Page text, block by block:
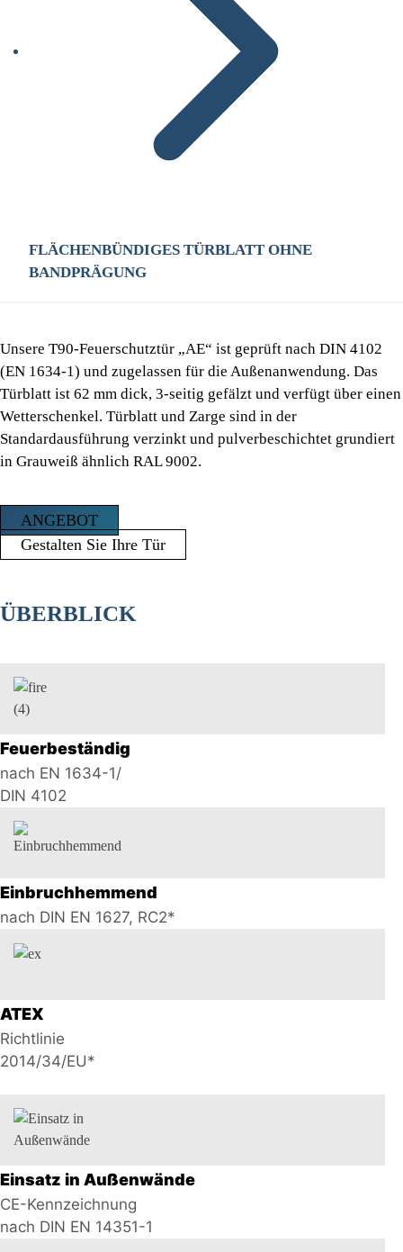
FLÄCHENBÜNDIGES TÜRBLATT OHNE
BANDPRÄGUNG
Unsere T90-Feuerschutztür „AE“ ist geprüft nach DIN 4102
(EN 1634-1) und zugelassen für die Außenanwendung. Das
Türblatt ist 62 mm dick, 3-seitig gefälzt und verfügt über einen
Wetterschenkel. Türblatt und Zarge sind in der
Standardausführung verzinkt und pulverbeschichtet grundiert
in Grauweiß ähnlich RAL 9002.
ANGEBOT
Gestalten Sie Ihre Tür
ÜBERBLICK
Feuerbeständig
nach EN 1634-1/
DIN 4102
Einbruchhemmend
nach DIN EN 1627, RC2*
ATEX
Richtlinie
2014/34/EU*
Einsatz in Außenwände
CE-Kennzeichnung
nach DIN EN 14351-1